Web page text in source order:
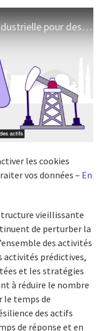
CGI Pétrole et gaz : l’IA industrielle pour des opérations plus sûres
les cookies
vos données – En
vieillissante
de perturber la
des activités
activités prédictives,
et les stratégies
à réduire le nombre
le temps de
des actifs
de réponse et en